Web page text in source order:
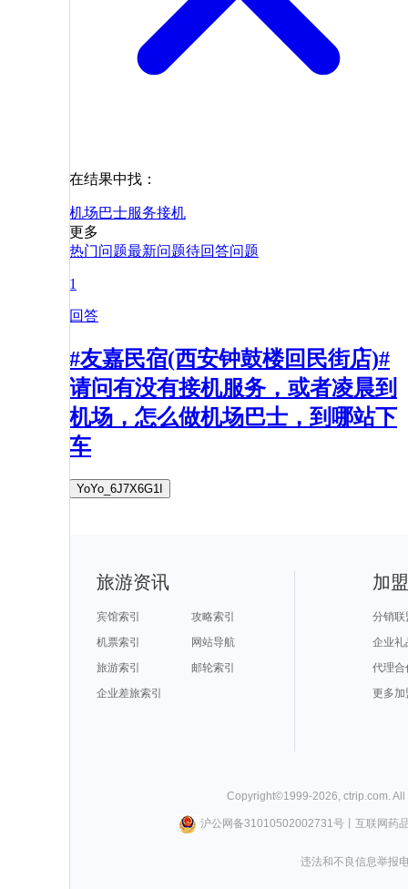
在结果中找：
机场巴士服务接机
更多
热门问题最新问题待回答问题
1
回答
#友嘉民宿(西安钟鼓楼回民街店)#
请问有没有接机服务，或者凌晨到
机场，怎么做机场巴士，到哪站下
车
YoYo_6J7X6G1I
旅游资讯
宾馆索引
攻略索引
机票索引
网站导航
旅游索引
邮轮索引
企业差旅索引
加
分销联
企业礼
代理合
更多加
Copyright©1999-2026 ctrip.com .
沪公网备31010502002731号丨 互联网药
违法和不良信息举报